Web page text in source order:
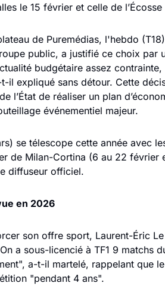
le 15 février et celle de
de Puremédias, l'hebdo
public, a justifié ce choix par
budgétaire assez
il expliqué sans détour. Cette
l’État de réaliser un plan
événementiel majeur.
se télescope cette année avec
de Milan-Cortina (6 au 22 février
diffuseur officiel.
en 2026
son offre sport, Laurent-Éric
a sous-licencié à TF1 9 matchs
a-t-il martelé, rappelant que
"pendant 4 ans".